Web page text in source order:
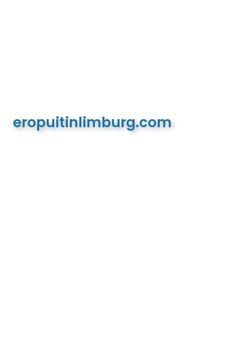
eropuitinlimburg.com